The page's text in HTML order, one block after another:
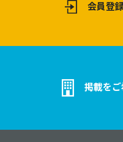
会員登
掲載を